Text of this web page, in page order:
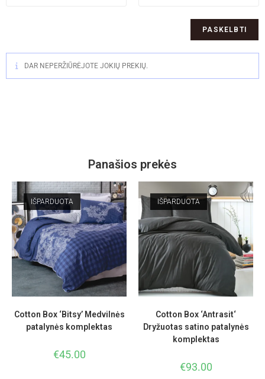
DAR NEPERŽIŪRĖJOTE JOKIŲ PREKIŲ.
Panašios prekės
IŠPARDUOTA
Cotton Box ‘Bitsy’ Medvilnės
patalynės komplektas
€45.00
IŠPARDUOTA
Cotton Box ‘Antrasit‘
Dryžuotas satino patalynės
komplektas
€93.00